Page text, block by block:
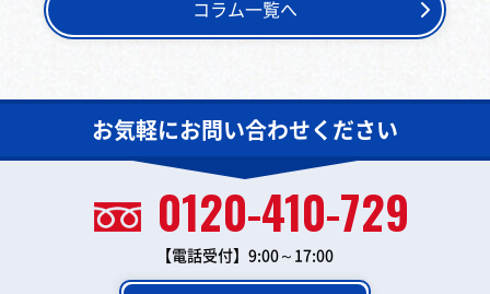
コラム一覧へ
お気軽にお問い合わせください
0120-410-729
【電話受付】9:00～17:00